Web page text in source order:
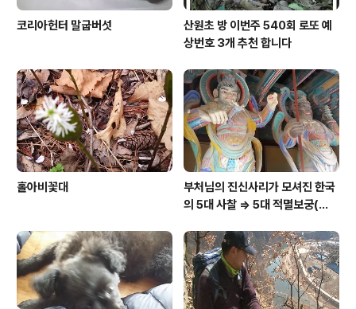
코리아헌터 말굽버섯
산원초 방 이번주 540회 로또 예
상번호 3개 추천 합니다
홀아비꽃대
부처님의 진신사리가 모셔진 한국
의 5대 사찰 => 5대 적멸보궁(寂